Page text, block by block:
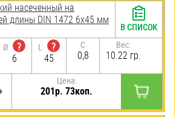
насеченный на
длины DIN 1472 6х45 мм
Ø
?
6
L
?
45
C
0,8
Вес:
10.22 гр.
Цена:
201р. 73коп.
В СПИСОК